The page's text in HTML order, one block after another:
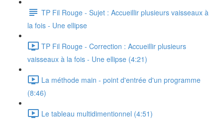
TP Fil Rouge - Sujet : Accueillir plusieurs vaisseaux à
la fois - Une ellipse
TP Fil Rouge - Correction : Accueillir plusieurs
vaisseaux à la fois - Une ellipse (4:21)
La méthode main - point d'entrée d'un programme
(8:46)
Le tableau multidimentionnel (4:51)